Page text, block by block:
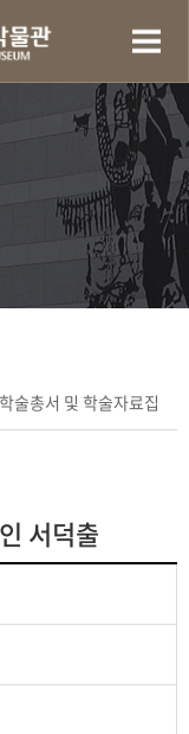
학술총서 및 학술자료집
서덕출